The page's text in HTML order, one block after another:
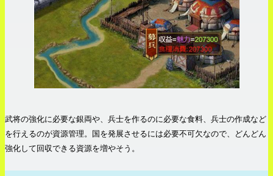
武将の強化に必要な銀両や、兵士を作るのに必要な食料、兵士の作成など
を行えるのが資源管理。国を発展させるには必要不可欠なので、どんどん
強化して回収できる資源を増やそう。